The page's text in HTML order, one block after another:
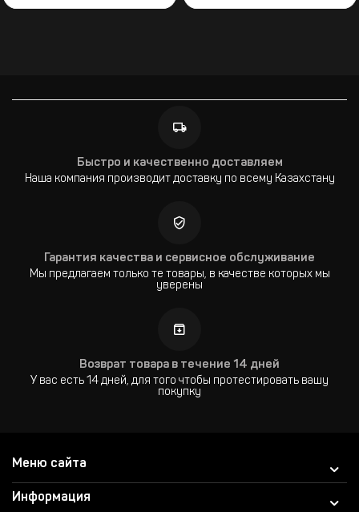
Быстро и качественно доставляем
Наша компания производит доставку по всему Казахстану
Гарантия качества и сервисное обслуживание
Мы предлагаем только те товары, в качестве которых мы
уверены
Возврат товара в течение 14 дней
У вас есть 14 дней, для того чтобы протестировать вашу
покупку
Меню сайта
Информация